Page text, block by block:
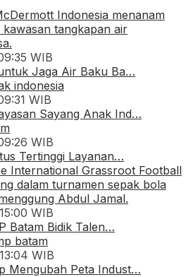
WIB
Jaga Air Baku Ba…
WIB
Sayang Anak Ind…
WIB
Tertinggi Layanan…
WIB
Batam Bidik Talen…
WIB
Mengubah Peta Indust…